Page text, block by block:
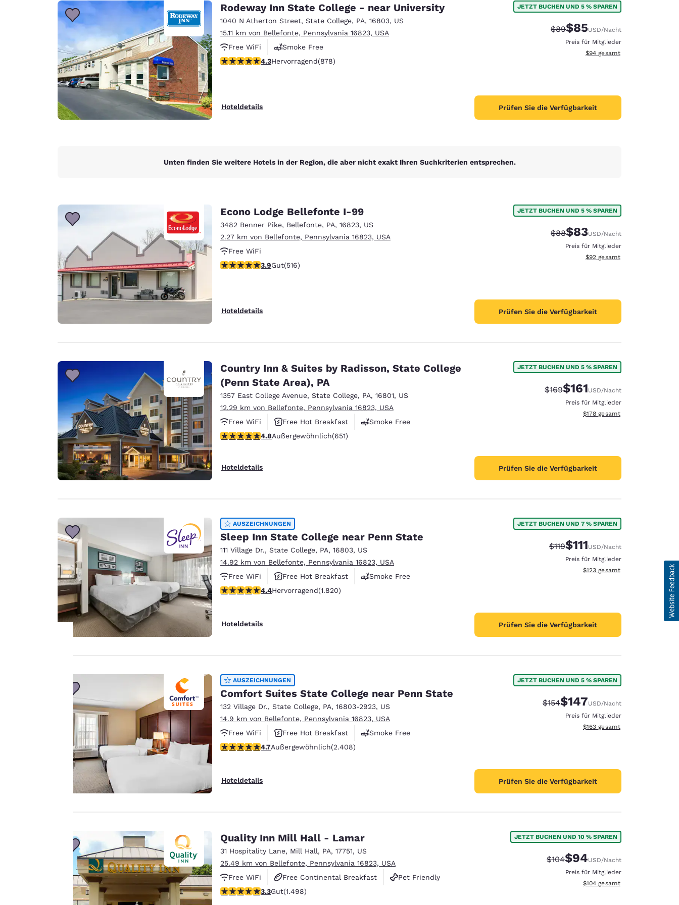
Français Español English
Europa
Deutschland
Deutsch
Germany
English
Spain
English
Ireland
Rodeway Inn State College - near University
1040 N Atherton Street, State College, PA, 16803, US
15.11 km von Bellefonte, Pennsylvania 16823, USA
Free WiFi
Smoke Free
4.3-Sterne-Bewertung. Hervorragend. 878 Bewertungen
4.3Hervorragend(878)
Hoteldetails
JETZT BUCHEN UND 5 % SPAREN
Durchgestrichener Preis:
$89Vergünstigter Preis:
$85USD/Nacht
Preis für Mitglieder
Geschätzte Gesamtdetails
$94 gesamt
Prüfen Sie die Verfügbarkeit
Unten finden Sie weitere Hotels in der Region, die aber nicht exakt Ihren Suchkriterien entsprechen.
Econo Lodge Bellefonte I-99
3482 Benner Pike, Bellefonte, PA, 16823, US
2.27 km von Bellefonte, Pennsylvania 16823, USA
Free WiFi
3.92-Sterne-Bewertung. Gut. 516 Bewertungen
3.9Gut(516)
Hoteldetails
JETZT BUCHEN UND 5 % SPAREN
Durchgestrichener Preis:
$88Vergünstigter Preis:
$83USD/Nacht
Preis für Mitglieder
Geschätzte Gesamtdetails
$92 gesamt
Prüfen Sie die Verfügbarkeit
Country Inn & Suites by Radisson, State College
(Penn State Area), PA
1357 East College Avenue, State College, PA, 16801, US
12.29 km von Bellefonte, Pennsylvania 16823, USA
Free WiFi
Free Hot Breakfast
Smoke Free
4.76-Sterne-Bewertung. Außergewöhnlich. 651 Bewertungen
4.8Außergewöhnlich(651)
Hoteldetails
JETZT BUCHEN UND 5 % SPAREN
Durchgestrichener Preis:
$169Vergünstigter Preis:
$161USD/Nacht
Preis für Mitglieder
Geschätzte Gesamtdetails
$178 gesamt
Prüfen Sie die Verfügbarkeit
AUSZEICHNUNGEN
Sleep Inn State College near Penn State
111 Village Dr., State College, PA, 16803, US
14.92 km von Bellefonte, Pennsylvania 16823, USA
Free WiFi
Free Hot Breakfast
Smoke Free
4.39-Sterne-Bewertung. Hervorragend. 1820 Bewertungen
4.4Hervorragend(1.820)
Hoteldetails
JETZT BUCHEN UND 7 % SPAREN
Durchgestrichener Preis:
$119Vergünstigter Preis:
$111USD/Nacht
Preis für Mitglieder
Geschätzte Gesamtdetails
$123 gesamt
Prüfen Sie die Verfügbarkeit
AUSZEICHNUNGEN
Comfort Suites State College near Penn State
132 Village Dr., State College, PA, 16803-2923, US
14.9 km von Bellefonte, Pennsylvania 16823, USA
Free WiFi
Free Hot Breakfast
Smoke Free
4.67-Sterne-Bewertung. Außergewöhnlich. 2408 Bewertungen
4.7Außergewöhnlich(2.408)
Hoteldetails
JETZT BUCHEN UND 5 % SPAREN
Durchgestrichener Preis:
$154Vergünstigter Preis:
$147USD/Nacht
Preis für Mitglieder
Geschätzte Gesamtdetails
$163 gesamt
Prüfen Sie die Verfügbarkeit
Quality Inn Mill Hall - Lamar
31 Hospitality Lane, Mill Hall, PA, 17751, US
25.49 km von Bellefonte, Pennsylvania 16823, USA
Free WiFi
Free Continental Breakfast
Pet Friendly
3.32-Sterne-Bewertung. Gut. 1498 Bewertungen
3.3Gut(1.498)
JETZT BUCHEN UND 10 % SPAREN
Durchgestrichener Preis:
$104Vergünstigter Preis:
$94USD/Nacht
Preis für Mitglieder
Geschätzte Gesamtdetails
$104 gesamt
Privatsphäre
ist uns
wichtig.
Unsere Website
verwendet Cookies,
einschließlich Cookies
von Drittanbietern, zu
personalisiertes Web-
Erlebnis zu bieten,
indem Werbung gemäß
Ihrer Vorlieben gesendet
wird. So können wir uns